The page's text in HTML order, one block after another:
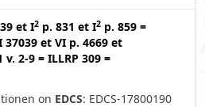
et I2 p. 831 et I2 p. 859 =
37039 et VI p. 4669 et
v. 2-9 = ILLRP 309 =
on EDCS: EDCS-17800190